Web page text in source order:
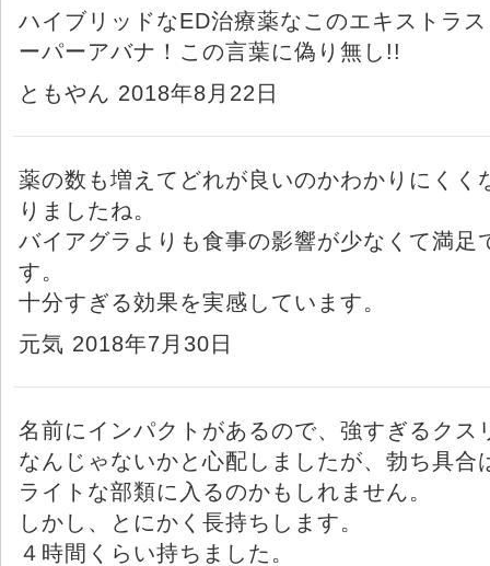
ハイブリッドなED治療薬なこのエキストラス
ーパーアバナ！この言葉に偽り無し!!
ともやん 2018年8月22日
薬の数も増えてどれが良いのかわかりにくく
りましたね。
バイアグラよりも食事の影響が少なくて満足
す。
十分すぎる効果を実感しています。
元気 2018年7月30日
名前にインパクトがあるので、強すぎるクス
なんじゃないかと心配しましたが、勃ち具合
ライトな部類に入るのかもしれません。
しかし、とにかく長持ちします。
４時間くらい持ちました。